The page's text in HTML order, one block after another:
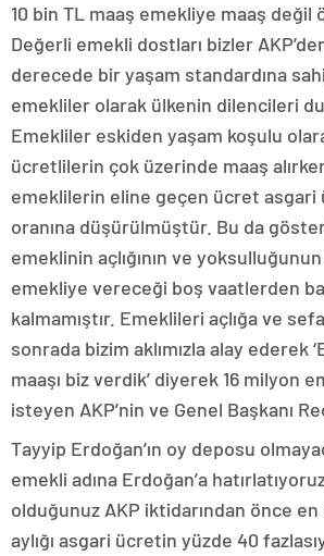
10 bin TL maaş emekliye maaş değil
Değerli emekli dostları bizler
derecede bir yaşam standardına
emekliler olarak ülkenin dilencileri
Emekliler eskiden yaşam koşulu
ücretlilerin çok üzerinde maaş
emeklilerin eline geçen ücret asgari
oranına düşürülmüştür. Bu da
emeklinin açlığının ve
emekliye vereceği boş vaatlerden
kalmamıştır. Emeklileri açlığa ve
sonrada bizim aklımızla alay ederek
maaşı biz verdik’ diyerek 16 milyon
isteyen AKP’nin ve Genel Başkanı
Tayyip Erdoğan’ın oy deposu
emekli adına Erdoğan’a
olduğunuz AKP iktidarından önce
aylığı asgari ücretin yüzde 40